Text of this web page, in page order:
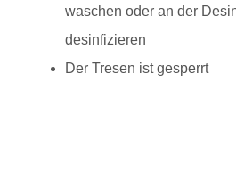
waschen oder an der
desinfizieren
Der Tresen ist gesperrt